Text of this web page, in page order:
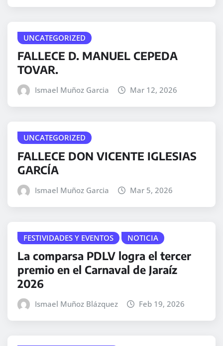
UNCATEGORIZED
FALLECE D. MANUEL CEPEDA
TOVAR.
Ismael Muñoz Garcia Mar 12, 2026
UNCATEGORIZED
FALLECE DON VICENTE IGLESIAS
GARCÍA
Ismael Muñoz Garcia Mar 5, 2026
FESTIVIDADES Y EVENTOS NOTICIA
La comparsa PDLV logra el tercer
premio en el Carnaval de Jaraíz
2026
Ismael Muñoz Blázquez Feb 19, 2026